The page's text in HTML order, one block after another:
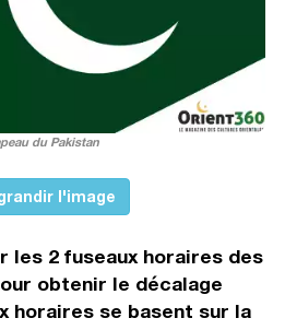
du Pakistan
l'image
les 2 fuseaux horaires des
obtenir le décalage
horaires se basent sur la